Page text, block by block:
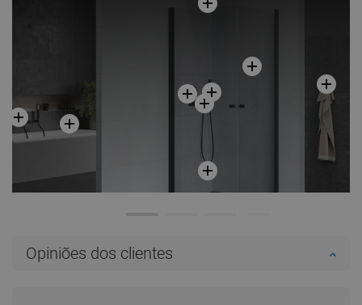
Opiniões dos clientes